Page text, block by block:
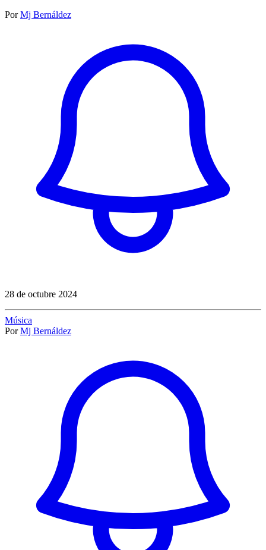
Por Mj Bernáldez
28 de octubre 2024
Música
Por Mj Bernáldez